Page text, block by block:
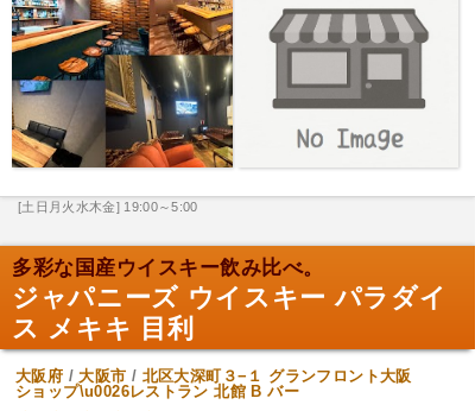
[土日月火水木金] 19:00～5:00
多彩な国産ウイスキー飲み比べ。
ジャパニーズ ウイスキー パラダイ
ス メキキ 目利
大阪府 /大阪市 / 北区大深町３−１ グランフロント大阪
ショップ\u0026レストラン 北館 B バー